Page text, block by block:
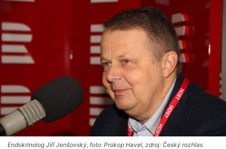
Endokrinolog Jiří Jenšovský, foto: Prokop Havel, zdroj: Český rozhlas